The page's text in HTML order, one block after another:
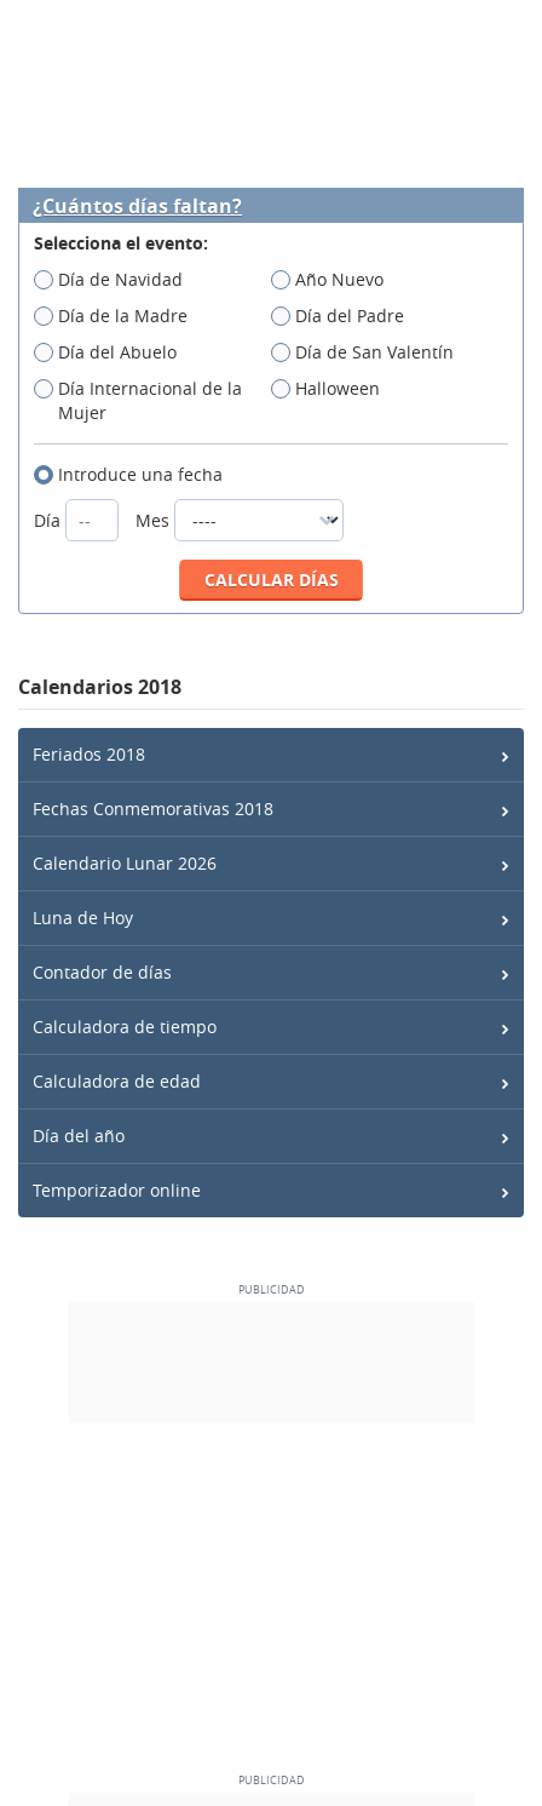
¿Cuántos días faltan?
Selecciona el evento:
Día de Navidad
Año Nuevo
Día de la Madre
Día del Padre
Día del Abuelo
Día de San Valentín
Día Internacional de la
Mujer
Halloween
Introduce una fecha
Día
Mes
Calendarios 2018
Feriados 2018
Fechas Conmemorativas 2018
Calendario Lunar 2026
Luna de Hoy
Contador de días
Calculadora de tiempo
Calculadora de edad
Día del año
Temporizador online